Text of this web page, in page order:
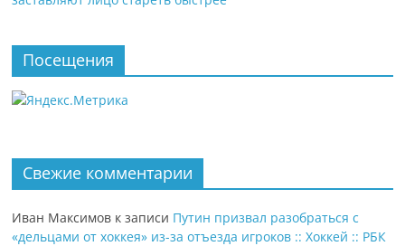
Посещения
Свежие комментарии
Иван Максимов к записи Путин призвал разобраться с
«дельцами от хоккея» из-за отъезда игроков :: Хоккей :: РБК